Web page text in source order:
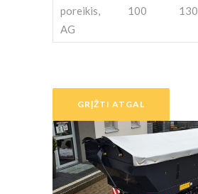
poreikis,
AG
100
130
GRĮŽTI ATGAL